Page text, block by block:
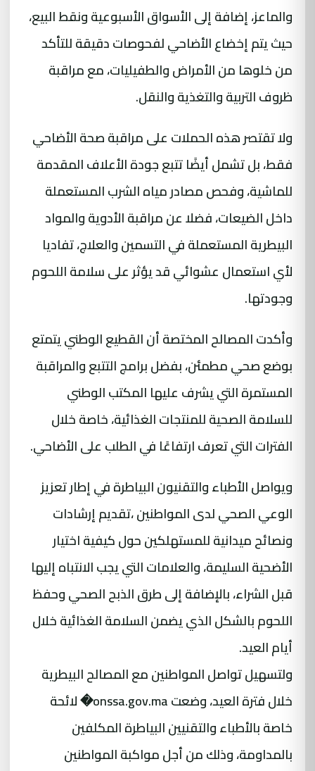
والماعز، إضافة إلى الأسواق الأسبوعية ونقط البيع،
حيث يتم إخضاع الأضاحي لفحوصات دقيقة للتأكد
من خلوها من الأمراض والطفيليات، مع مراقبة
ظروف التربية والتغذية والنقل.
ولا تقتصر هذه الحملات على مراقبة صحة الأضاحي
فقط، بل تشمل أيضًا تتبع جودة الأعلاف المقدمة
للماشية، وفحص مصادر مياه الشرب المستعملة
داخل الضيعات، فضلا عن مراقبة الأدوية والمواد
البيطرية المستعملة في التسمين والعلاج، تفاديا
لأي استعمال عشوائي قد يؤثر على سلامة اللحوم
وجودتها.
وأكدت المصالح المختصة أن القطيع الوطني يتمتع
بوضع صحي مطمئن، بفضل برامج التتبع والمراقبة
المستمرة التي يشرف عليها المكتب الوطني
للسلامة الصحية للمنتجات الغذائية، خاصة خلال
الفترات التي تعرف ارتفاعًا في الطلب على الأضاحي.
ويواصل الأطباء والتقنيون البياطرة في إطار تعزيز
الوعي الصحي لدى المواطنين ،تقديم إرشادات
ونصائح ميدانية للمستهلكين حول كيفية اختيار
الأضحية السليمة، والعلامات التي يجب الانتباه إليها
قبل الشراء، بالإضافة إلى طرق الذبح الصحي وحفظ
اللحوم بالشكل الذي يضمن السلامة الغذائية خلال
أيام العيد.
ولتسهيل تواصل المواطنين مع المصالح البيطرية
خلال فترة العيد، وضعت onssa.gov.ma⁠� لائحة
خاصة بالأطباء والتقنيين البياطرة المكلفين
بالمداومة، وذلك من أجل مواكبة المواطنين